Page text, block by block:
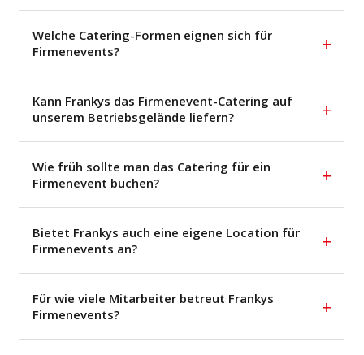
Welche Catering-Formen eignen sich für
Firmenevents?
+
Kann Frankys das Firmenevent-Catering auf
unserem Betriebsgelände liefern?
+
Wie früh sollte man das Catering für ein
Firmenevent buchen?
+
Bietet Frankys auch eine eigene Location für
Firmenevents an?
+
Für wie viele Mitarbeiter betreut Frankys
Firmenevents?
+